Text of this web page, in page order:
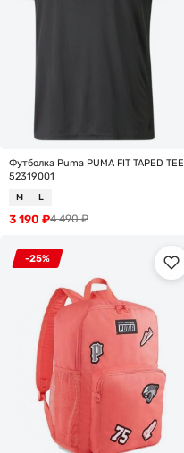
Футболка Puma PUMA FIT TAPED TEE
52319001
M L
4 490₽
3 190 ₽
-25%